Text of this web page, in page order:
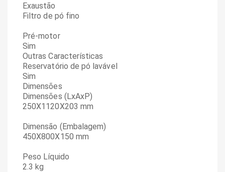
Exaustão
Filtro de pó fino
Pré-motor
Sim
Outras Características
Reservatório de pó lavável
Sim
Dimensões
Dimensões (LxAxP)
250X1120X203 mm
Dimensão (Embalagem)
450X800X150 mm
Peso Líquido
2.3 kg